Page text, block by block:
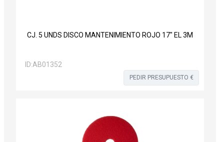
CJ. 5 UNDS DISCO MANTENIMIENTO ROJO 17" EL 3M
ID:AB01352
PEDIR PRESUPUESTO €